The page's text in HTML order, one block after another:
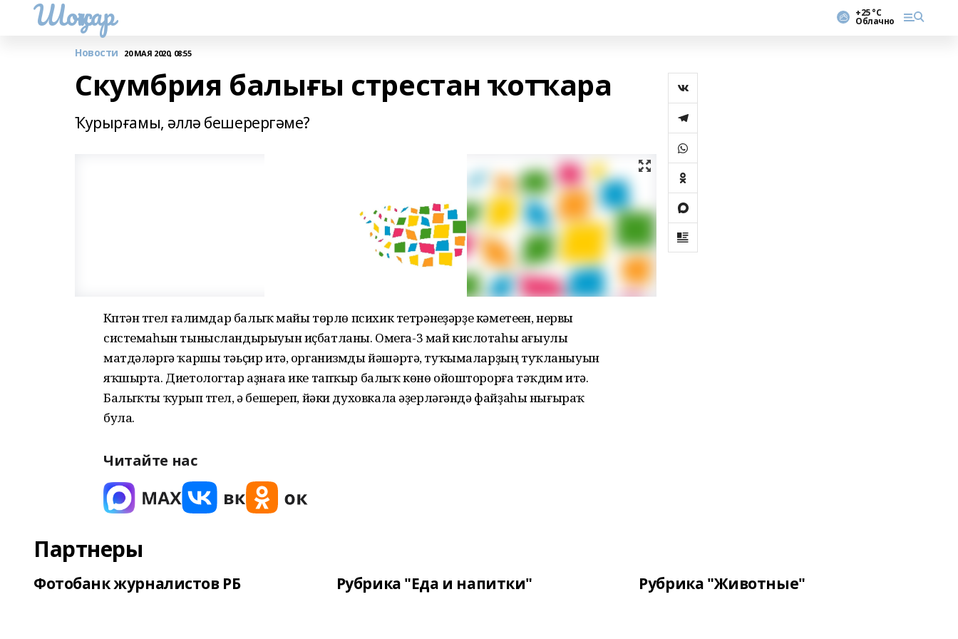
Шоңҡар +25 °С
Облачно
Новости 20 МАЯ 2020, 08:55
Скумбрия балығы стрестан ҡотҡара
Ҡурырғамы, әллә бешерергәме?
Күптән түгел ғалимдар балыҡ майы төрлө психик тетрәнеүҙәрҙе кәметеүен, нервы
системаһын тынысландырыуын иҫбатланы. Омега-3 май кислотаһы ағыулы
матдәләргә ҡаршы тәьҫир итә, организмды йәшәртә, туҡымаларҙың туҡланыуын
яҡшырта. Диетологтар аҙнаға ике тапҡыр балыҡ көнө ойошторорға тәҡдим итә.
Балыҡты ҡурып түгел, ә бешереп, йәки духовкала әҙерләгәндә файҙаһы нығыраҡ
була.
Читайте нас
Партнеры
Фотобанк журналистов РБ Рубрика "Еда и напитки" Рубрика "Животные"